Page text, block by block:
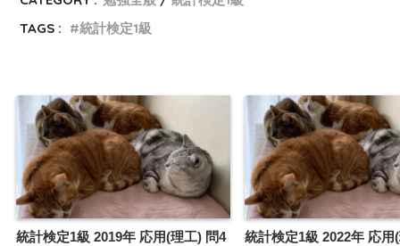
TAGS :
統計検定1級
統計検定1級 2019年 応用(理工) 問4 統計検定1級 2022年 応用